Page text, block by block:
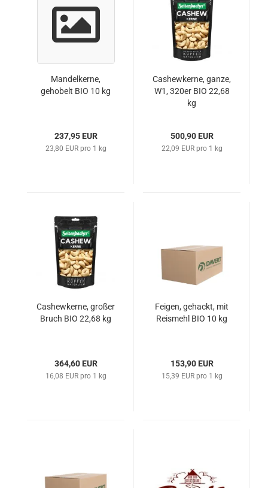
Mandelkerne,
gehobelt BIO 10 kg
237,95 EUR
23,80 EUR pro 1 kg
Cashewkerne, ganze,
W1, 320er BIO 22,68
kg
500,90 EUR
22,09 EUR pro 1 kg
Cashewkerne, großer
Bruch BIO 22,68 kg
364,60 EUR
16,08 EUR pro 1 kg
Feigen, gehackt, mit
Reismehl BIO 10 kg
153,90 EUR
15,39 EUR pro 1 kg